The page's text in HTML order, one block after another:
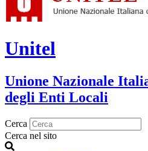
Unitel
Unione Nazionale
degli Enti Locali
Cerca
Cerca nel sito